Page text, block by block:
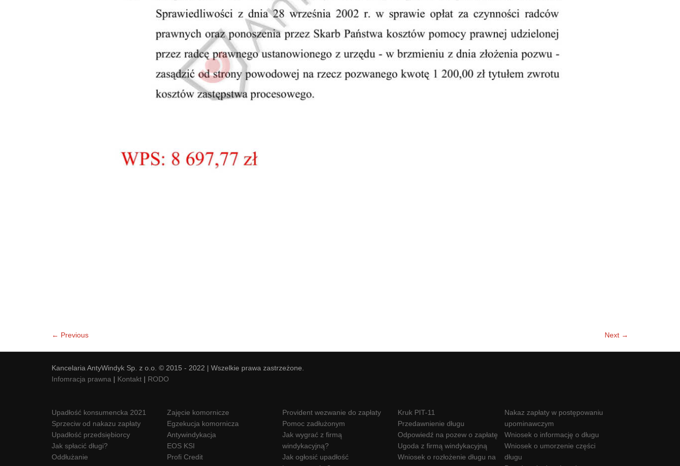
← Previous Next →
Kancelaria AntyWindyk Sp. z o.o. © 2015 - 2022 | Wszelkie prawa zastrzeżone.
Infomracja prawna | Kontakt | RODO
Upadłość konsumencka 2021
Sprzeciw od nakazu zapłaty
Upadłość przedsiębiorcy
Jak spłacić długi?
Oddłużanie
Zajęcie komornicze
Egzekucja komornicza
Antywindykacja
EOS KSI
Profi Credit
Provident wezwanie do zapłaty
Pomoc zadłużonym
Jak wygrać z firmą
windykacyjną?
Jak ogłosić upadłość
Kruk PIT-11
Przedawnienie długu
Odpowiedź na pozew o zapłatę
Ugoda z firmą windykacyjną
Wniosek o rozłożenie długu na
Nakaz zapłaty w postępowaniu
upominawczym
Wniosek o informację o długu
Wniosek o umorzenie części
długu